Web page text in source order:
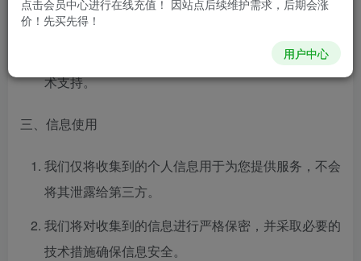
如果您选择上传源码文件到网站，我们将收集您的源
码文件内容、文件名等信息，以便为您提供更好的技
术支持。
三、信息使用
我们仅将收集到的个人信息用于为您提供服务，不会
将其泄露给第三方。
我们将对收集到的信息进行严格保密，并采取必要的
技术措施确保信息安全。
点击会员中心进行在线充值！ 因站点后续维护需求，后期会涨
价！先买先得！
用户中心